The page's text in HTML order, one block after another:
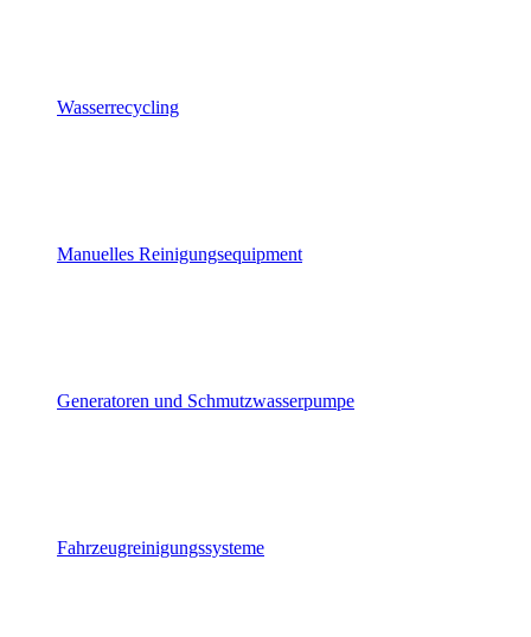
Wasserrecycling
Manuelles Reinigungsequipment
Generatoren und Schmutzwasserpumpe
Fahrzeugreinigungssysteme